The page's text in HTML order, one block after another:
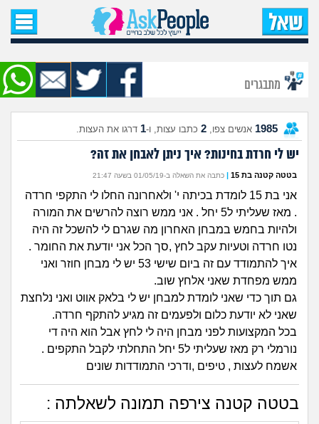
עמוד הבית
שאל שאלה
שאלות חדשות
שאלות שעוררו עניין
עצות חדשות
מה קורה כאן?
מתחם הטיפים
זוגיות
היריון ולידה
הורות ומשפחה
חיפוש שאלות
הרשמה | התחברות
מתבגרים
1985 אנשים צפו, 2 כתבו עצות, ו-1 דרגו את העצות.
יש לי חרדת בחינות? איך ניתן לאבחן את זה?
בטטה קטנה בת 15 | כתבה את השאלה ב-01/05/19 בשעה 21:47
אני בת 15 לומדת בכיתה י' ולאחרונה החלו לי התקפי חרדה
. מאז שעליתי ל5 יחל . אני ממש רוצה להרשים את המורה
ולהיות בחמש במבחן האחרון מה שגרם לי להשכל זה היה
נטו חרדה וטעיות עקב לחץ ,סך הכל אני יודעת את החומר .
איך להתמודד עם זה ביום שישי 53 יש לי מבחן חוזר ואני
ממש מפחדת שאני אלחץ שוב.
גם תוך כדי שאני לומדת למבחן יש לי בלאק אווט ואני נלחצת
שאני לא יודעת כלום ולפעמים זה מגיע להתקף חרדה.
בכל המקצועות לפני מבחן היה לי לחץ אבל הוא היה די
נורמלי רק מאז שעליתי ל5 יחל התחלתי לקבל התקפים .
אשמח לעצות , טיפים ,ודרכי התמודדות שונים
בטטה קטנה צירפה תמונה לשאלתה :